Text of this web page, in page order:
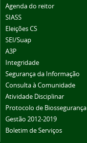
Agenda do reitor
SIASS
Eleições CS
SEI/Suap
A3P
Integridade
Segurança da Informação
Consulta à Comunidade
Atividade Disciplinar
Protocolo de Biossegurança
Gestão 2012-2019
Boletim de Serviços